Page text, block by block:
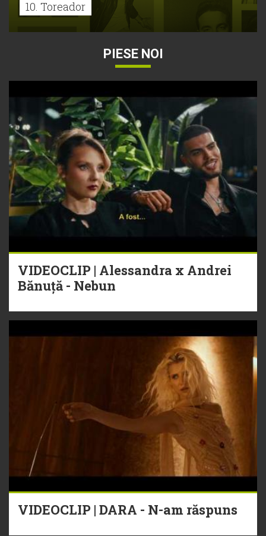
10. Toreador
PIESE NOI
VIDEOCLIP | Alessandra x Andrei
Bănuță - Nebun
VIDEOCLIP | DARA - N-am răspuns